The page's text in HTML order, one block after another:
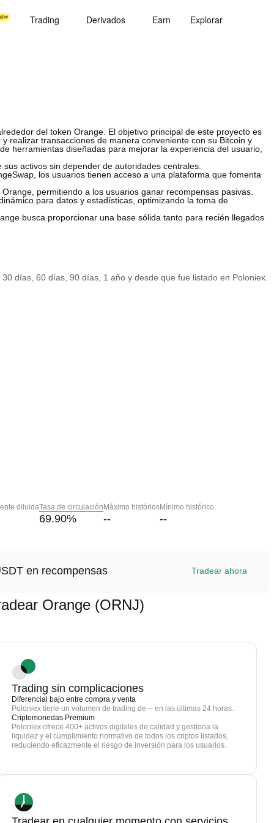
Trading Derivados Earn Explorar
del token Orange. El objetivo principal de este proyecto es
realizar transacciones de manera conveniente con su Bitcoin y
herramientas diseñadas para mejorar la experiencia del usuario,
activos sin depender de autoridades centrales.
los usuarios tienen acceso a una plataforma que fomenta
permitiendo a los usuarios ganar recompensas pasivas.
para datos y estadísticas, optimizando la toma de
busca proporcionar una base sólida tanto para recién llegados
días, 60 días, 90 días, 1 año y desde que fue listado en Poloniex.
diluidaTasa de circulación
69.90%
Máximo histórico
--
Mínimo histórico
--
en recompensas Tradear ahora
Orange (ORNJ)
Trading sin complicaciones
Diferencial bajo entre compra y venta
Poloniex tiene un volumen de trading de -- en las últimas 24 horas.
Criptomonedas Premium
Poloniex ofrece 400+ activos digitales de calidad y gestiona la
liquidez y el cumplimiento normativo de todos los criptos listados,
reduciendo eficazmente el riesgo de inversión para los usuarios.